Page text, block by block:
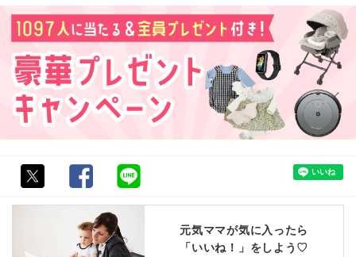
元気ママが気に入ったら
「いいね！」をしよう♡